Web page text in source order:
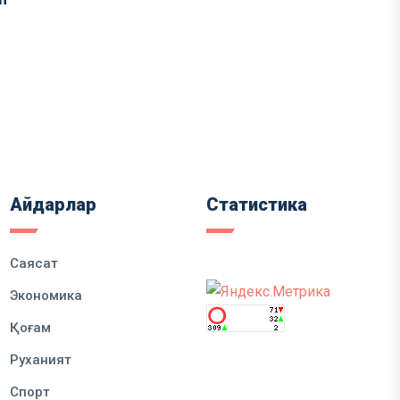
Айдарлар
Саясат
Экономика
Қоғам
Руханият
Спорт
Статистика